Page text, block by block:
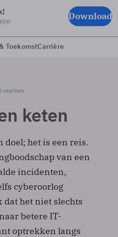
Download
ToekomstCarrière
reacties
keten
doel; het is een reis.
van een
incidenten,
cyberoorlog
het niet slechts
betere IT-
optrekken langs